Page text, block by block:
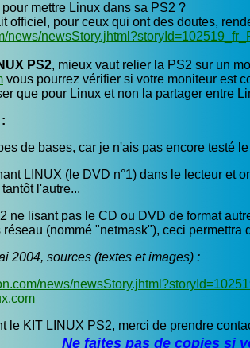
mettre Linux dans sa PS2 ?
officiel, pour ceux qui ont des doutes,
news/
PS2, mieux vaut relier la PS2 sur un
vous pourrez vérifier si votre moniteur est
que pour Linux et non la partager entre
de bases, car je n'ais pas encore testé le
LINUX (le DVD n°1) dans le lecteur et
l'autre...
ne lisant pas le CD ou DVD de format
(nommé "netmask"), ceci
2004, sources (textes et images) :
news/
le KIT LINUX PS2, merci de prendre
Ne faites pas de copies si